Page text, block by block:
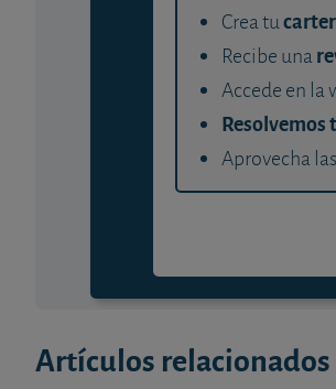
Crea tu
Recibe una
Accede en la
Resolvemos
Aprovecha las
Artículos relacionados